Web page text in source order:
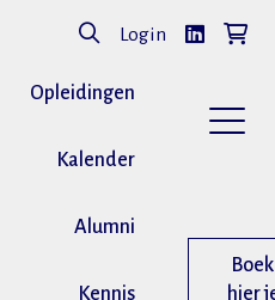
Login
Opleidingen
Kalender
Alumni
Kennis
Boek
hier